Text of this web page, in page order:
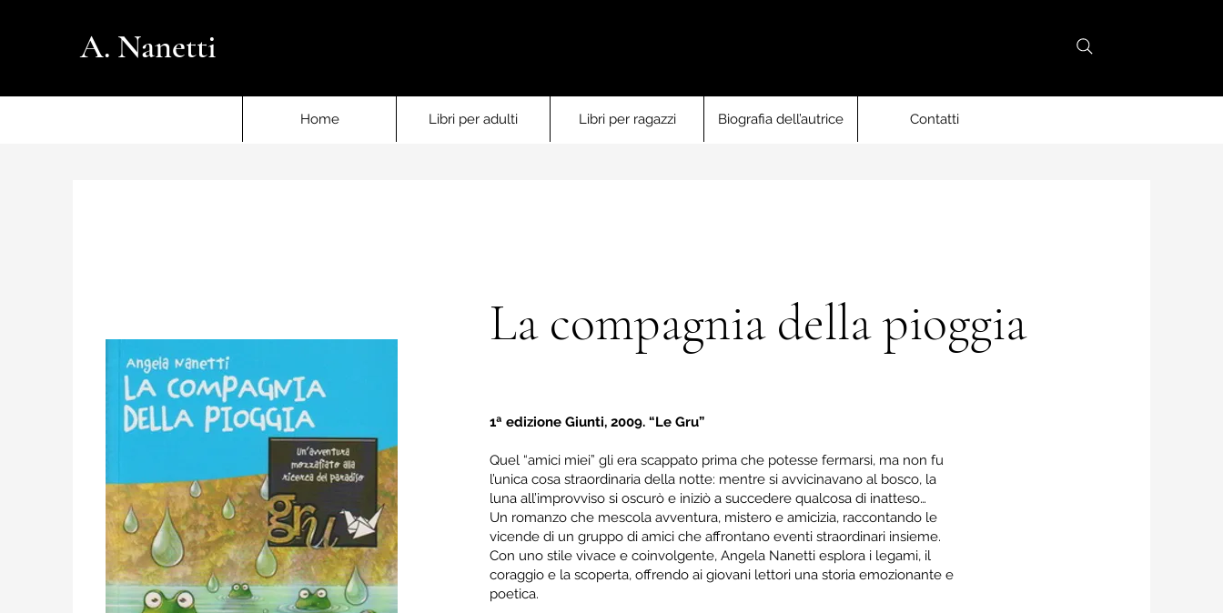
A. Nanetti
Home Libri per adulti Libri per ragazzi Biografia dell’autrice Contatti
La compagnia della pioggia
1ª edizione Giunti, 2009. “Le Gru”
Quel “amici miei” gli era scappato prima che potesse fermarsi, ma non fu
l’unica cosa straordinaria della notte: mentre si avvicinavano al bosco, la
luna all’improvviso si oscurò e iniziò a succedere qualcosa di inatteso…
Un romanzo che mescola avventura, mistero e amicizia, raccontando le
vicende di un gruppo di amici che affrontano eventi straordinari insieme.
Con uno stile vivace e coinvolgente, Angela Nanetti esplora i legami, il
coraggio e la scoperta, offrendo ai giovani lettori una storia emozionante e
poetica.